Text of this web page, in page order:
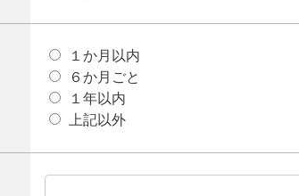
１か月以内
６か月ごと
１年以内
上記以外